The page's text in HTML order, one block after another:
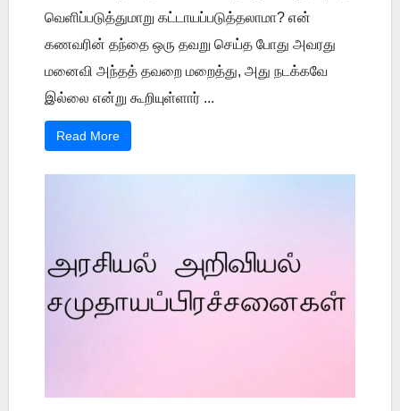
வெளிப்படுத்துமாறு கட்டாயப்படுத்தலாமா? என்
கணவரின் தந்தை ஒரு தவறு செய்த போது அவரது
மனைவி அந்தத் தவறை மறைத்து, அது நடக்கவே
இல்லை என்று கூறியுள்ளார் ...
Read More